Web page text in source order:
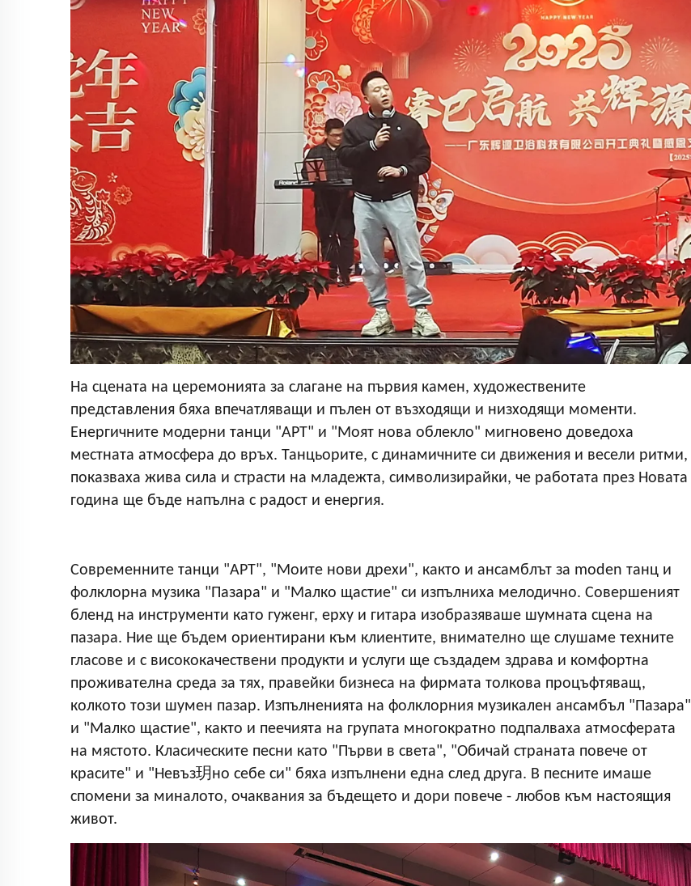
На сцената на церемонията за слагане на първия камен, художествените
представления бяха впечатляващи и пълен от възходящи и низходящи моменти.
Енергичните модерни танци "APT" и "Моят нова облекло" мигновено доведоха
местната атмосфера до връх. Танцьорите, с динамичните си движения и весели ритми,
показваха жива сила и страсти на младежта, символизирайки, че работата през Новата
година ще бъде напълна с радост и енергия.
Современните танци "APT", "Моите нови дрехи", както и ансамблът за moden танц и
фолклорна музика "Пазара" и "Малко щастие" си изпълниха мелодично. Совершеният
бленд на инструменти като гуженг, ерху и гитара изобразяваше шумната сцена на
пазара. Ние ще бъдем ориентирани към клиентите, внимателно ще слушаме техните
гласове и с висококачествени продукти и услуги ще създадем здрава и комфортна
проживателна среда за тях, правейки бизнеса на фирмата толкова процъфтяващ,
колкото този шумен пазар. Изпълненията на фолклорния музикален ансамбъл "Пазара"
и "Малко щастие", както и пеечията на групата многократно подпалваха атмосферата
на мястото. Класическите песни като "Първи в света", "Обичай страната повече от
красите" и "Невъз玥но себе си" бяха изпълнени една след друга. В песните имаше
спомени за миналото, очаквания за бъдещето и дори повече - любов към настоящия
живот.